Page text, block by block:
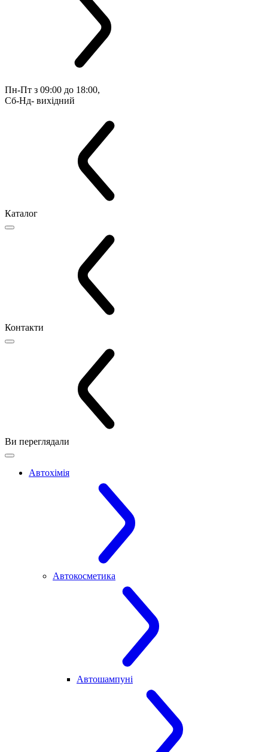
Пн-Пт з 09:00 до 18:00,
Сб-Нд- вихідний
Каталог
Контакти
Ви переглядали
Автохімія
Автокосметика
Автошампуні